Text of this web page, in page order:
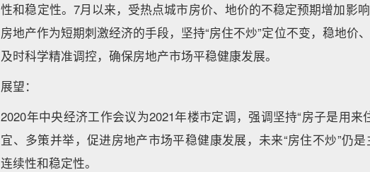
性和稳定性。7月以来，受热点城市房价、地价的不稳定预期增加影
房地产作为短期刺激经济的手段，坚持“房住不炒”定位不变，稳地价
及时科学精准调控，确保房地产市场平稳健康发展。
展望：
2020年中央经济工作会议为2021年楼市定调，强调坚持“房子是用来
宜、多策并举，促进房地产市场平稳健康发展，未来“房住不炒”仍
连续性和稳定性。